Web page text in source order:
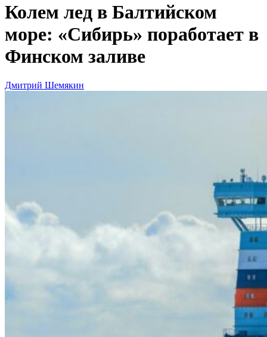
Колем лед в Балтийском
море: «Сибирь» поработает в
Финском заливе
Дмитрий Шемякин